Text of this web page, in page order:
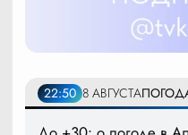
22:50 8 АВГУСТА